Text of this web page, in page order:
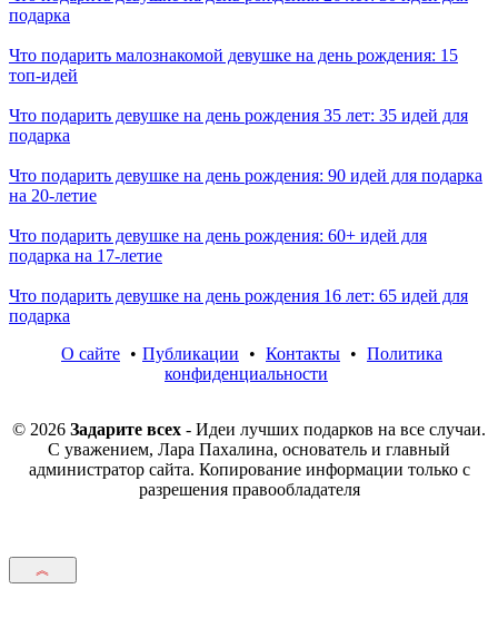
подарка
Что подарить малознакомой девушке на день рождения: 15
топ-идей
Что подарить девушке на день рождения 35 лет: 35 идей для
подарка
Что подарить девушке на день рождения: 90 идей для подарка
на 20-летие
Что подарить девушке на день рождения: 60+ идей для
подарка на 17-летие
Что подарить девушке на день рождения 16 лет: 65 идей для
подарка
О сайте • Публикации • Контакты • Политика
конфиденциальности
© 2026 Задарите всех - Идеи лучших подарков на все случаи.
С уважением, Лара Пахалина, основатель и главный
администратор сайта. Копирование информации только с
разрешения правообладателя